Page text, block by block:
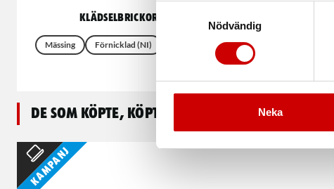
Nödvändig
Neka
Klädselbrickor FKB
Mässing Förnicklad (NI)
Försänkt bricka
De som köpte, köpte även
Kampanj